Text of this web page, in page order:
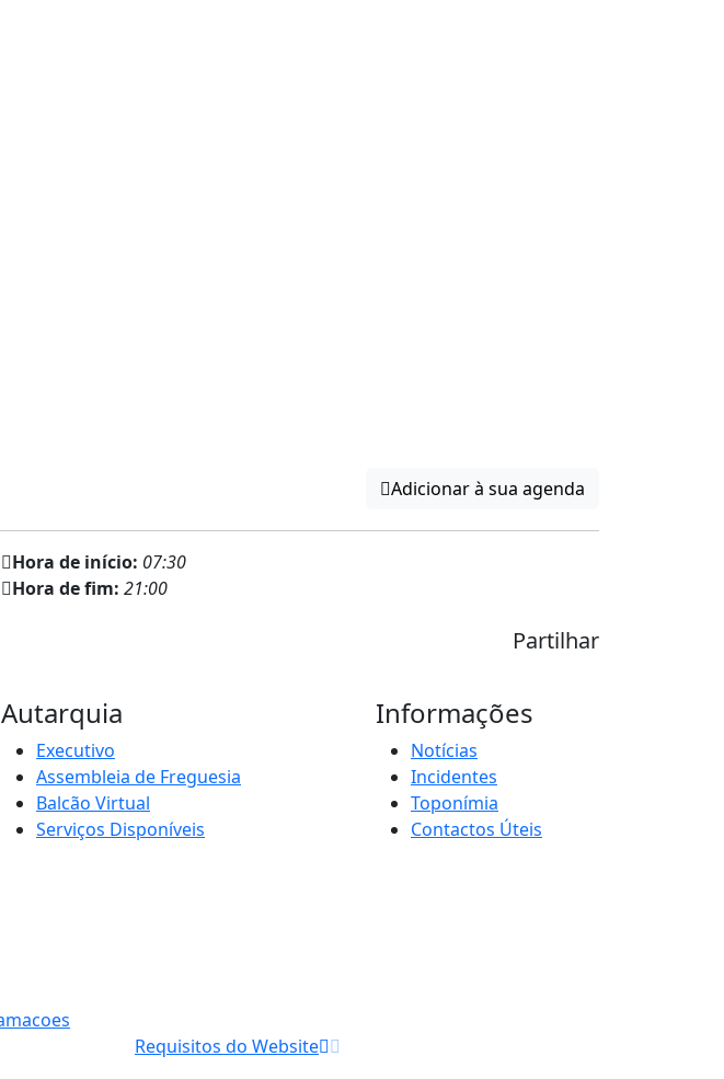
Adicionar à sua agenda
Hora de início: 07:30
Hora de fim: 21:00
Partilhar
Autarquia
Executivo
Assembleia de Freguesia
Balcão Virtual
Serviços Disponíveis
Informações
Notícias
Incidentes
Toponímia
Contactos Úteis
Requisitos do Website